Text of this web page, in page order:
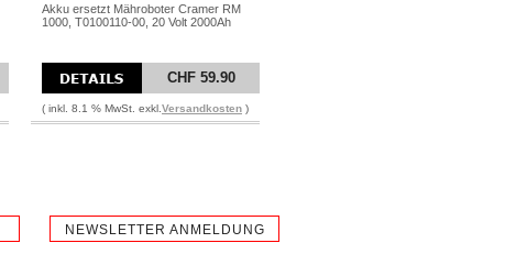
Akku ersetzt Mähroboter Cramer RM
1000, T0100110-00, 20 Volt 2000Ah
CHF 59.90
( inkl. 8.1 % MwSt. exkl. Versandkosten )
NEWSLETTER ANMELDUNG